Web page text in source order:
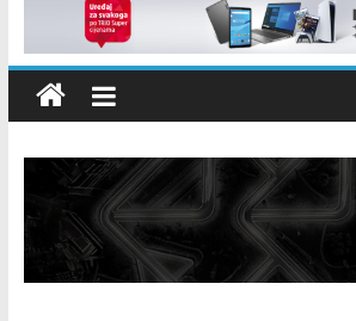
načelnik Marin Radišić čestitali
sportsko edukativnog kampa “Izlazi vani”